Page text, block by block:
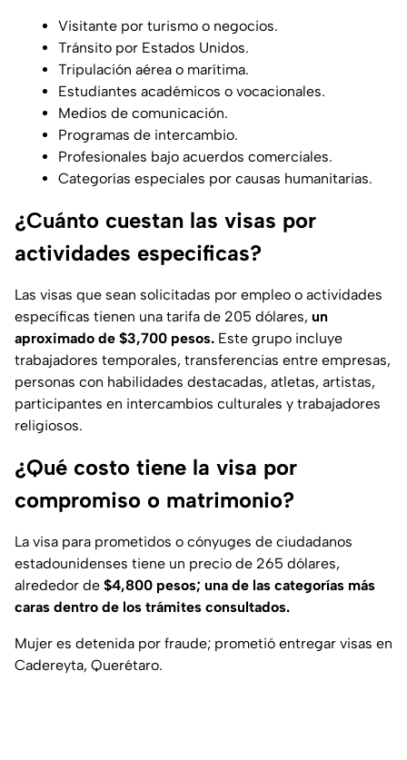
Visitante por turismo o negocios.
Tránsito por Estados Unidos.
Tripulación aérea o marítima.
Estudiantes académicos o vocacionales.
Medios de comunicación.
Programas de intercambio.
Profesionales bajo acuerdos comerciales.
Categorías especiales por causas humanitarias.
¿Cuánto cuestan las visas por
actividades especificas?
Las visas que sean solicitadas por empleo o actividades
específicas tienen una tarifa de 205 dólares, un
aproximado de $3,700 pesos. Este grupo incluye
trabajadores temporales, transferencias entre empresas,
personas con habilidades destacadas, atletas, artistas,
participantes en intercambios culturales y trabajadores
religiosos.
¿Qué costo tiene la visa por
compromiso o matrimonio?
La visa para prometidos o cónyuges de ciudadanos
estadounidenses tiene un precio de 265 dólares,
alrededor de $4,800 pesos; una de las categorías más
caras dentro de los trámites consultados.
Mujer es detenida por fraude; prometió entregar visas en
Cadereyta, Querétaro.